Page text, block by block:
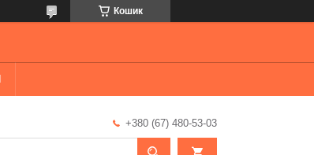
Кошик
+380 (67) 480-53-03